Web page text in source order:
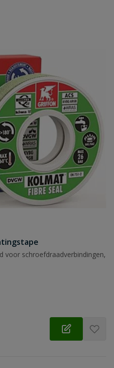
voor schroefdraadverbindingen,